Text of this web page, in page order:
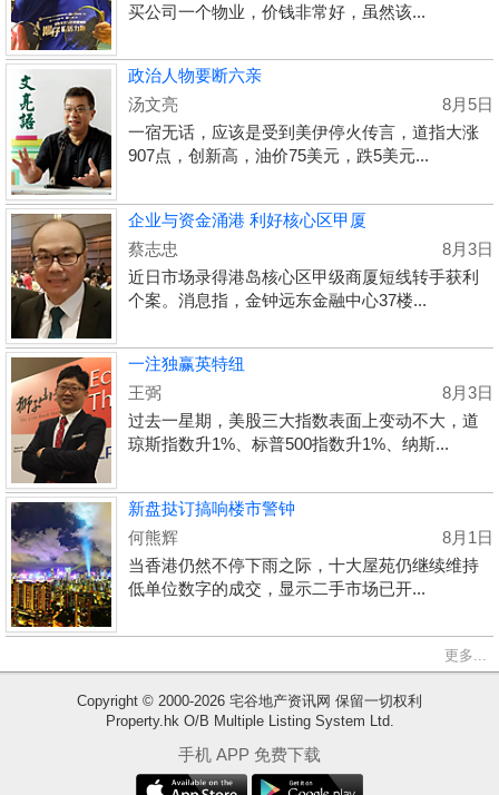
买公司一个物业，价钱非常好，虽然该...
政治人物要断六亲
汤文亮
8月5日
一宿无话，应该是受到美伊停火传言，道指大涨
907点，创新高，油价75美元，跌5美元...
企业与资金涌港 利好核心区甲厦
蔡志忠
8月3日
近日市场录得港岛核心区甲级商厦短线转手获利
个案。消息指，金钟远东金融中心37楼...
一注独赢英特纽
王弼
8月3日
过去一星期，美股三大指数表面上变动不大，道
琼斯指数升1%、标普500指数升1%、纳斯...
新盘挞订搞响楼市警钟
何熊辉
8月1日
当香港仍然不停下雨之际，十大屋苑仍继续维持
低单位数字的成交，显示二手市场已开...
更多...
Copyright © 2000-2026 宅谷地产资讯网 保留一切权利
Property.hk O/B Multiple Listing System Ltd.
手机 APP 免费下载